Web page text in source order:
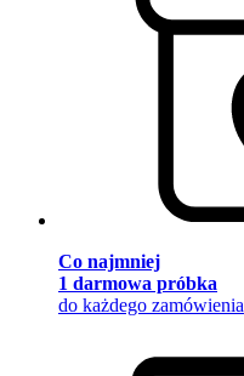
Co najmniej
1 darmowa próbka
do każdego zamówienia